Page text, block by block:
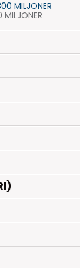
MILJONER
MILJONER